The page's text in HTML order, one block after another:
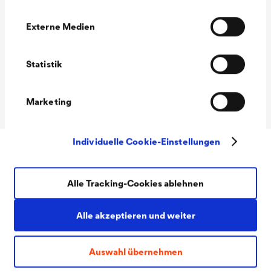
Externe Medien
Statistik
Marketing
Individuelle Cookie-Einstellungen
Alle akzeptieren und weiter
Auswahl übernehmen
Alle Tracking-Cookies ablehnen
Schimmelbildung im Dachstuhl. Bei Schneefall und
den Dachbereich und die Unterkonstruktion eindringt.